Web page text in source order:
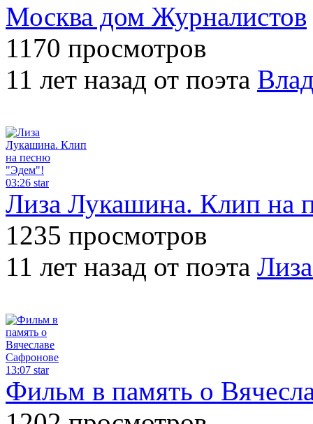
Москва дом Журналистов
1170 просмотров
11 лет назад от поэта
03:26 star
Лиза Лукашина. Клип на
1235 просмотров
11 лет назад от поэта
13:07 star
Фильм в память о